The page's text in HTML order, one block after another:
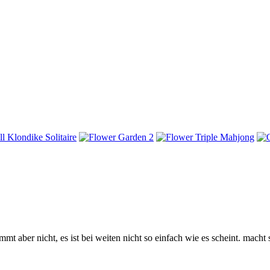
aber nicht, es ist bei weiten nicht so einfach wie es scheint. macht